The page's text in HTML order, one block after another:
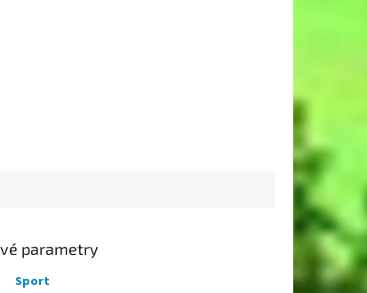
parametry
Sport